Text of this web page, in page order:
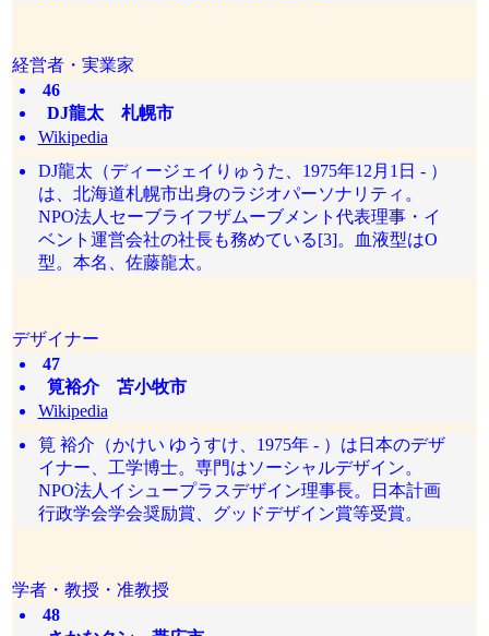
経営者・実業家
46
DJ龍太 札幌市
Wikipedia
DJ龍太（ディージェイりゅうた、1975年12月1日 - ）
は、北海道札幌市出身のラジオパーソナリティ。
NPO法人セーブライフザムーブメント代表理事・イ
ベント運営会社の社長も務めている[3]。血液型はO
型。本名、佐藤龍太。
デザイナー
47
筧裕介 苫小牧市
Wikipedia
筧 裕介（かけい ゆうすけ、1975年 - ）は日本のデザ
イナー、工学博士。専門はソーシャルデザイン。
NPO法人イシュープラスデザイン理事長。日本計画
行政学会学会奨励賞、グッドデザイン賞等受賞。
学者・教授・准教授
48